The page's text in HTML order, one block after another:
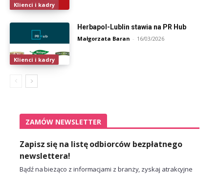
Klienci i kadry
Klienci i kadry
Herbapol-Lublin stawia na PR Hub
Małgorzata Baran - 16/03/2026
ZAMÓW NEWSLETTER
Zapisz się na listę odbiorców bezpłatnego
newslettera!
Bądź na bieżąco z informacjami z branży, zyskaj atrakcyjne